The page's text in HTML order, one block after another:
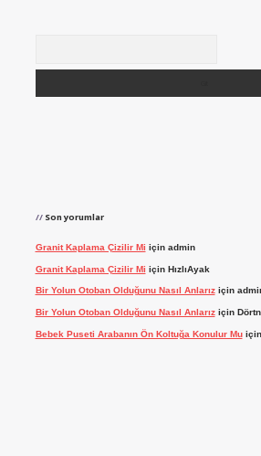
Son yorumlar
Granit Kaplama Çizilir Mi için admin
Granit Kaplama Çizilir Mi için HızlıAyak
Bir Yolun Otoban Olduğunu Nasıl Anlarıziçin
Bir Yolun Otoban Olduğunu Nasıl Anlarıziçin
Bebek Puseti Arabanın Ön Koltuğa Konulur Muiçin